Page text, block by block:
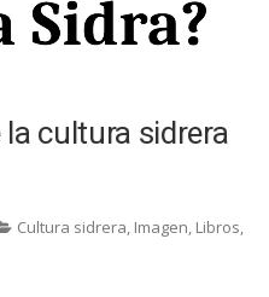
la cultura sidrera
Cultura sidrera Imagen Libros